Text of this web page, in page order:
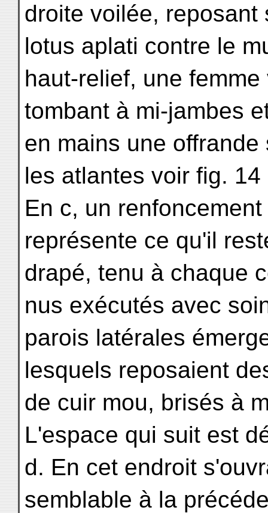
droite voilée,
lotus aplati contre le
haut-relief, une
tombant à mi-jambes
en mains une
les atlantes voir fig.
En c, un
représente ce qu'il
drapé, tenu à chaque
nus exécutés avec
parois latérales
lesquels reposaient
de cuir mou, brisés à
L'espace qui suit est
d. En cet endroit
semblable à la